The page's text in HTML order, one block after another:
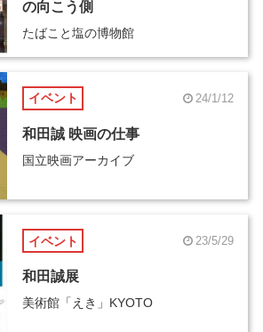
の向こう側
たばこと塩の博物館
イベント 24/1/12
和田誠 映画の仕事
国立映画アーカイブ
イベント 23/5/29
和田誠展
美術館「えき」KYOTO